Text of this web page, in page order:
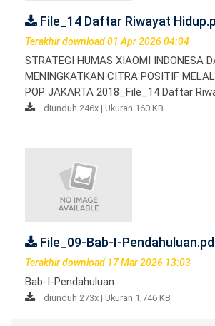
File_14 Daftar Riwayat
Terakhir download 01 Apr 2026 04:04
STRATEGI HUMAS XIAOMI INDONESA
MENINGKATKAN CITRA POSITIF
POP JAKARTA 2018_File_14 Daftar
diunduh 246x | Ukuran 160 KB
File_09-Bab-I-
Terakhir download 17 Mar 2026 13:03
Bab-I-Pendahuluan
diunduh 273x | Ukuran 1,746 KB